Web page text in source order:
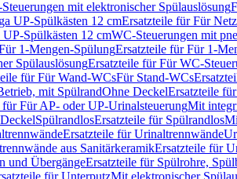
mit elektronischer Spülauslösung
UP-Spülkästen 12 cmErsatzteile für Für
Spülkästen 12 cmWC-Steuerungen mit
1-Mengen-SpülungErsatzteile für Für 1-
SpülauslösungErsatzteile für Für WC-
für Für Wand-WCsFür Stand-WCs
mit SpülrandOhne DeckelErsatzteile
für Für AP- oder UP-UrinalsteuerungMit
SpülrandlosErsatzteile für Spülrandlos
Ersatzteile für Urinaltrennwände
aus SanitärkeramikErsatzteile für
und ÜbergängeErsatzteile für Spülrohre,
für UnterputzMit elektronischer